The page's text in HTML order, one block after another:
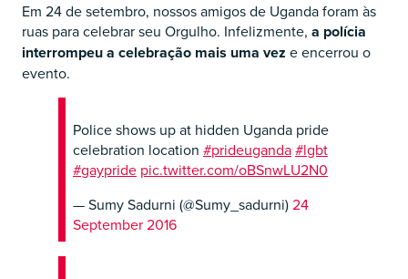
Em 24 de setembro, nossos amigos de Uganda foram às
ruas para celebrar seu Orgulho. Infelizmente, a polícia
interrompeu a celebração mais uma vez e encerrou o
evento.
Police shows up at hidden Uganda pride
celebration location #prideuganda#lgbt
#gaypride pic.twitter.com/oBSnwLU2N0
— Sumy Sadurni (@Sumy_sadurni)24
September 2016